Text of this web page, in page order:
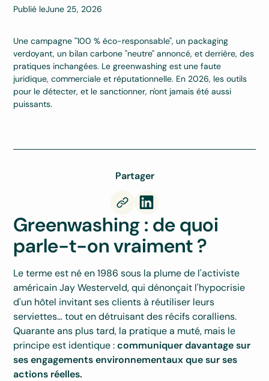
Publié leJune 25, 2026
Une campagne "100 % éco-responsable", un packaging
verdoyant, un bilan carbone "neutre" annoncé, et derrière, des
pratiques inchangées. Le greenwashing est une faute
juridique, commerciale et réputationnelle. En 2026, les outils
pour le détecter, et le sanctionner, n'ont jamais été aussi
puissants.
Partager
Greenwashing : de quoi
parle-t-on vraiment ?
Le terme est né en 1986 sous la plume de l'activiste
américain Jay Westerveld, qui dénonçait l'hypocrisie
d'un hôtel invitant ses clients à réutiliser leurs
serviettes… tout en détruisant des récifs coralliens.
Quarante ans plus tard, la pratique a muté, mais le
principe est identique :communiquer davantage sur
ses engagements environnementaux que sur ses
actions réelles.